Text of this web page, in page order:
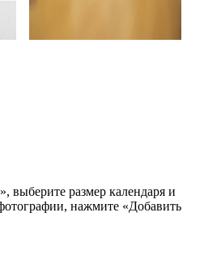
выберите размер календаря и
нажмите «Добавить